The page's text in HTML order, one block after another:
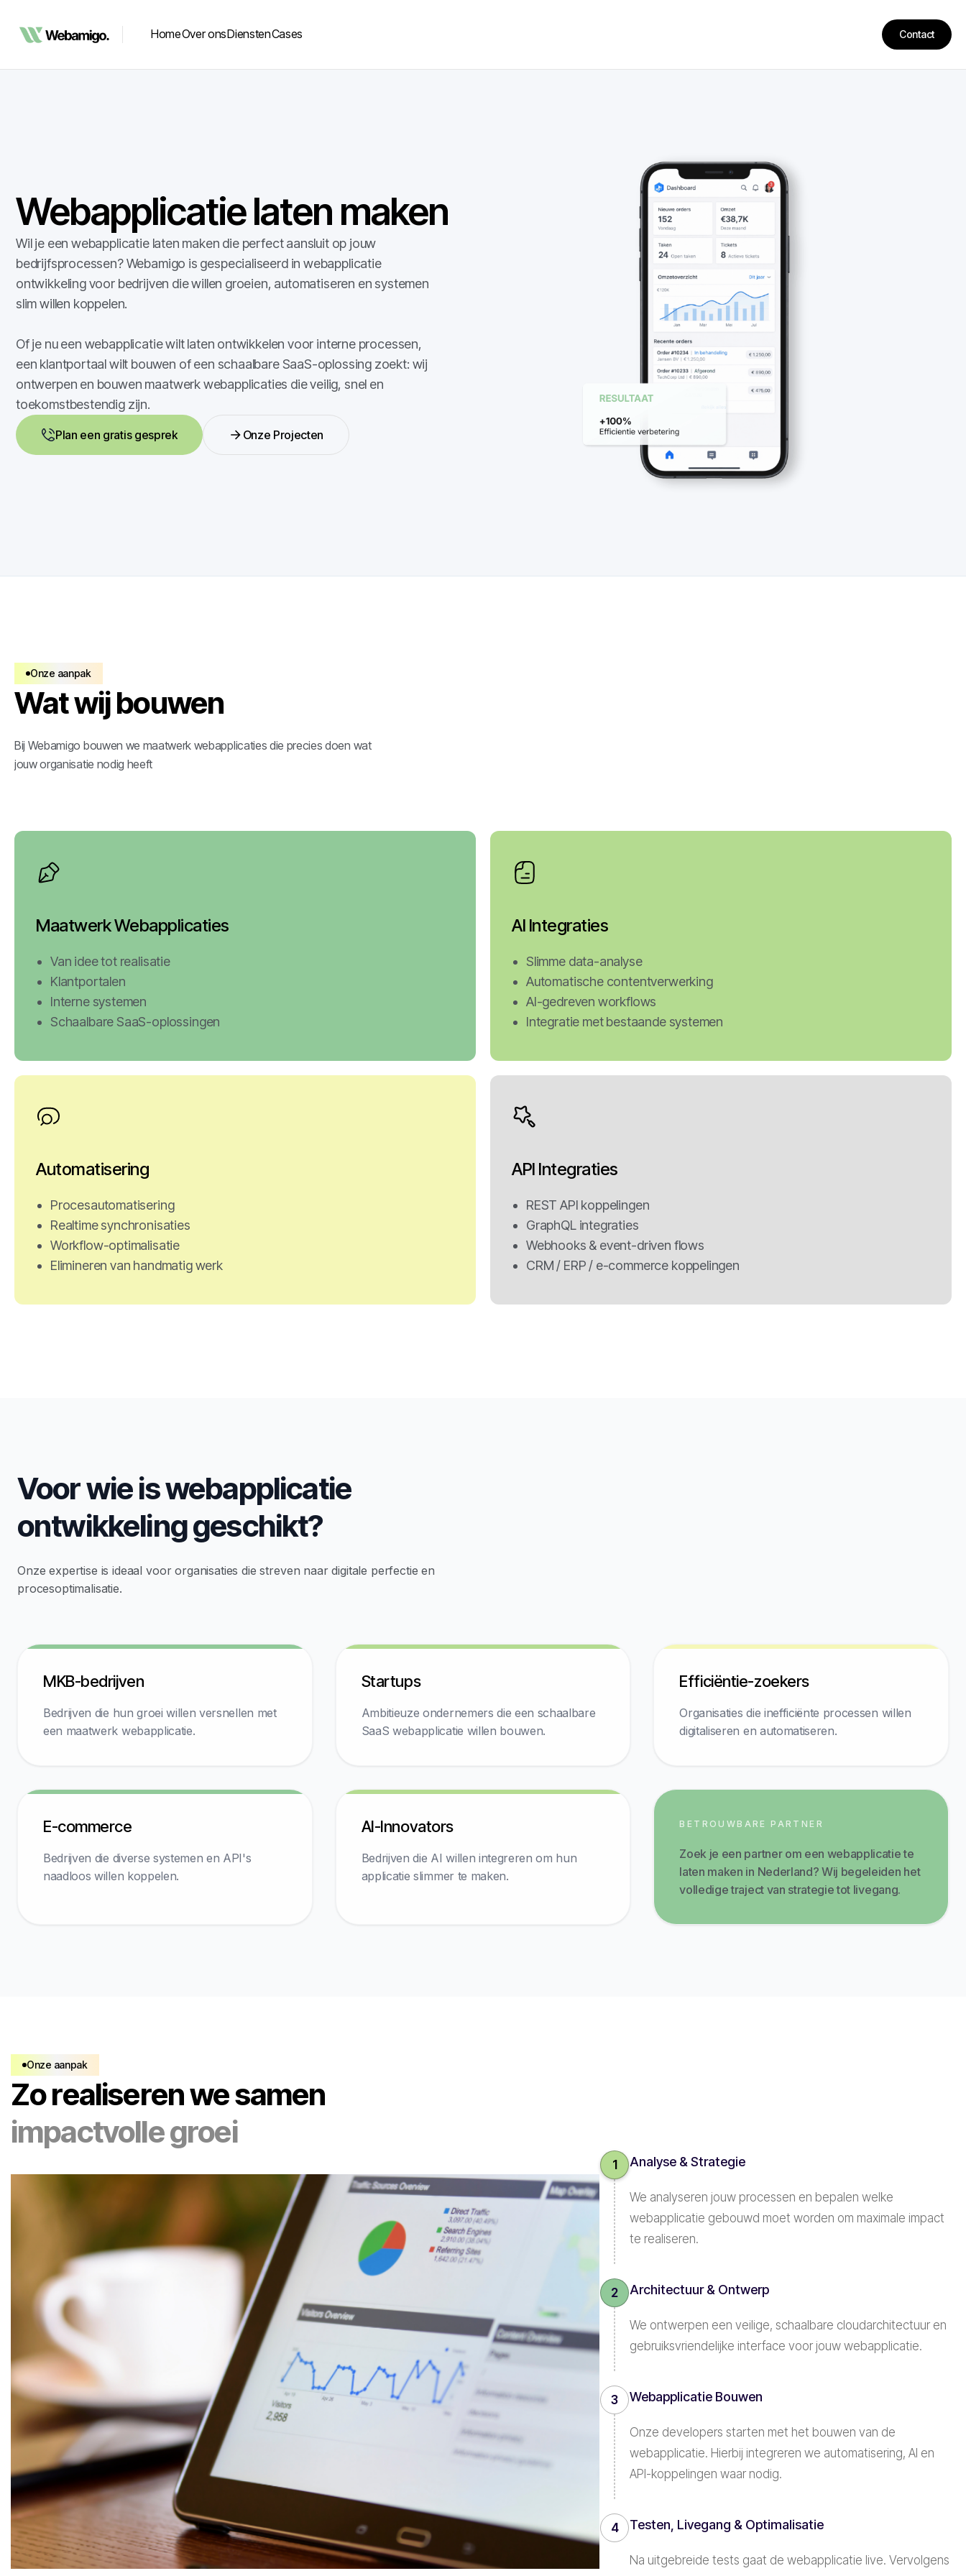
HomeOver onsDienstenCases
Contact
Contact
Webapplicatie laten maken
Wil je een webapplicatie laten maken die perfect aansluit op jouw
bedrijfsprocessen? Webamigo is gespecialiseerd in webapplicatie
ontwikkeling voor bedrijven die willen groeien, automatiseren en systemen
slim willen koppelen.
Of je nu een webapplicatie wilt laten ontwikkelen voor interne processen,
een klantportaal wilt bouwen of een schaalbare SaaS-oplossing zoekt: wij
ontwerpen en bouwen maatwerk webapplicaties die veilig, snel en
toekomstbestendig zijn.
Plan een gratis gesprek
Plan een gratis gesprek
Onze Projecten
Onze Projecten
Onze aanpak
Wat wij bouwen
Bij Webamigo bouwen we maatwerk webapplicaties die precies doen wat
jouw organisatie nodig heeft
Maatwerk Webapplicaties
Van idee tot realisatie
Klantportalen
Interne systemen
Schaalbare SaaS-oplossingen
AI Integraties
Slimme data-analyse
Automatische contentverwerking
AI-gedreven workflows
Integratie met bestaande systemen
Automatisering
Procesautomatisering
Realtime synchronisaties
Workflow-optimalisatie
Elimineren van handmatig werk
API Integraties
REST API koppelingen
GraphQL integraties
Webhooks & event-driven flows
CRM / ERP / e-commerce koppelingen
Voor wie is webapplicatie
ontwikkeling geschikt?
Onze expertise is ideaal voor organisaties die streven naar digitale perfectie en
procesoptimalisatie.
MKB-bedrijven
Bedrijven die hun groei willen versnellen met
een maatwerk webapplicatie.
Startups
Ambitieuze ondernemers die een schaalbare
SaaS webapplicatie willen bouwen.
Efficiëntie-zoekers
Organisaties die inefficiënte processen willen
digitaliseren en automatiseren.
E-commerce
Bedrijven die diverse systemen en API's
naadloos willen koppelen.
AI-Innovators
Bedrijven die AI willen integreren om hun
applicatie slimmer te maken.
BETROUWBARE PARTNER
Zoek je een partner om een webapplicatie te
laten maken in Nederland? Wij begeleiden het
volledige traject van strategie tot livegang.
Onze aanpak
Zo realiseren we samen
impactvolle groei
1 Analyse & Strategie
We analyseren jouw processen en bepalen welke
webapplicatie gebouwd moet worden om maximale impact
te realiseren.
2 Architectuur & Ontwerp
We ontwerpen een veilige, schaalbare cloudarchitectuur en
gebruiksvriendelijke interface voor jouw webapplicatie.
3 Webapplicatie Bouwen
Onze developers starten met het bouwen van de
webapplicatie. Hierbij integreren we automatisering, AI en
API-koppelingen waar nodig.
4 Testen, Livegang & Optimalisatie
Na uitgebreide tests gaat de webapplicatie live. Vervolgens